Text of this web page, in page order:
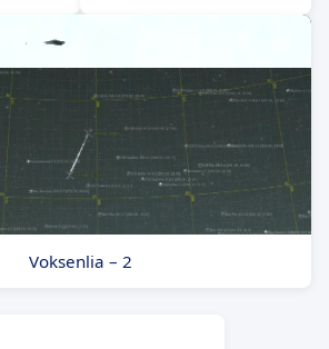
Voksenlia – 2